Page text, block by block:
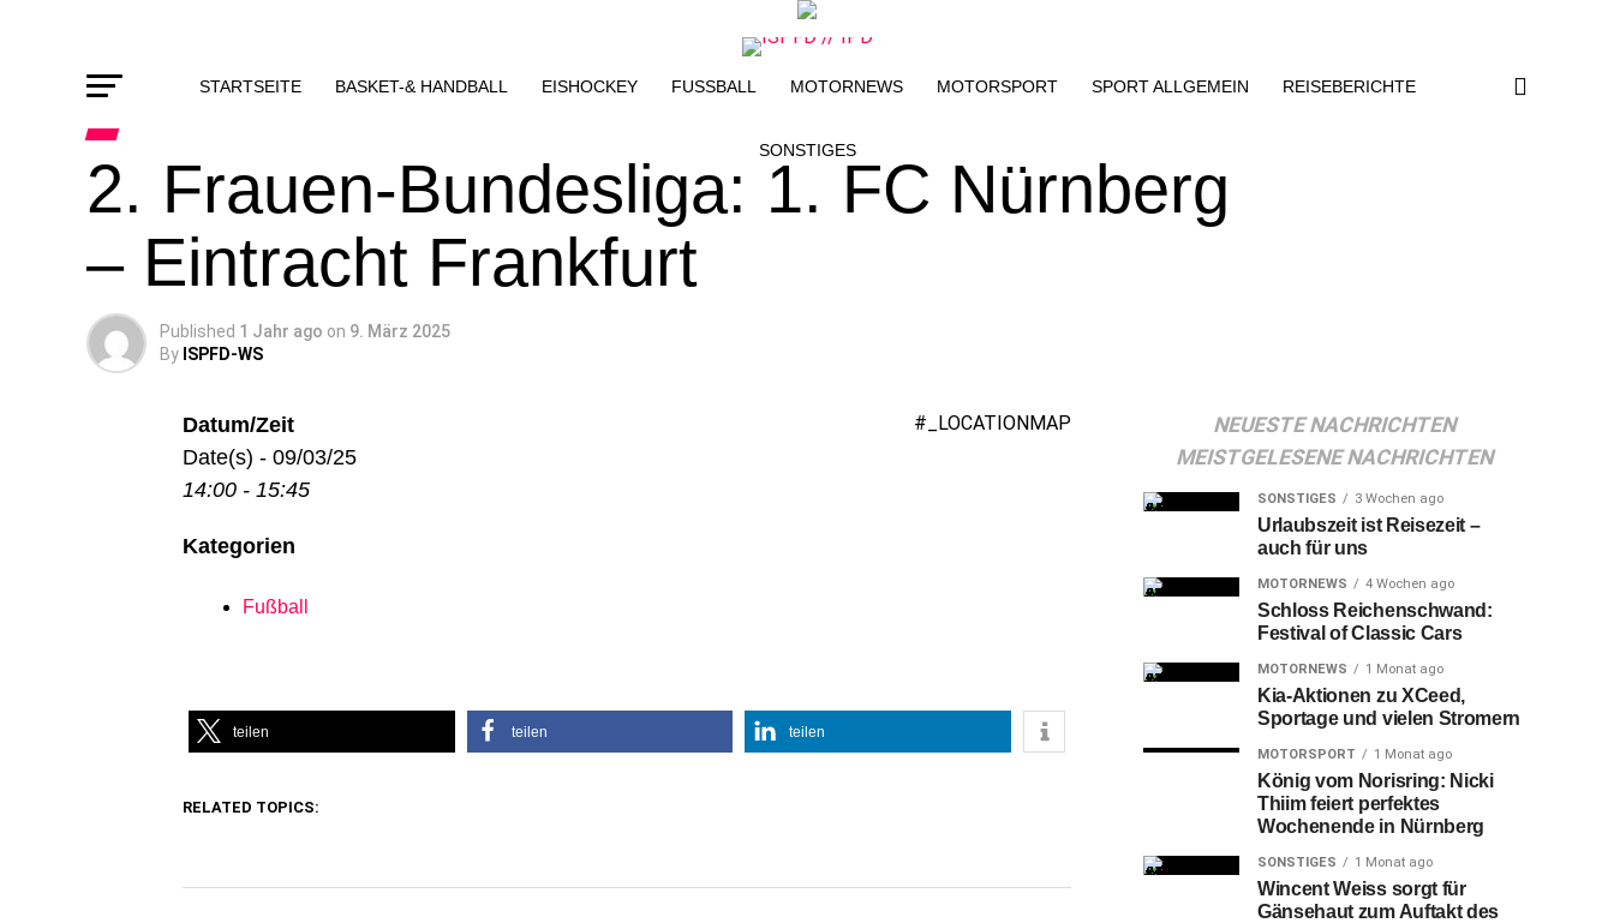
STARTSEITE BASKET-& HANDBALL EISHOCKEY FUSSBALL MOTORNEWS MOTORSPORT SPORT ALLGEMEIN REISEBERICHTE
SONSTIGES
2. Frauen-Bundesliga: 1. FC Nürnberg
– Eintracht Frankfurt
Published 1 Jahr ago on 9. März 2025
By ISPFD-WS
#_LOCATIONMAP
Datum/Zeit
Date(s) - 09/03/25
14:00 - 15:45
Kategorien
Fußball
teilen teilen teilen
RELATED TOPICS:
NEUESTE NACHRICHTEN
MEISTGELESENE NACHRICHTEN
SONSTIGES 3 Wochen ago
Urlaubszeit ist Reisezeit –
auch für uns
MOTORNEWS 4 Wochen ago
Schloss Reichenschwand:
Festival of Classic Cars
MOTORNEWS 1 Monat ago
Kia-Aktionen zu XCeed,
Sportage und vielen Stromern
MOTORSPORT 1 Monat ago
König vom Norisring: Nicki
Thiim feiert perfektes
Wochenende in Nürnberg
SONSTIGES 1 Monat ago
Wincent Weiss sorgt für
Gänsehaut zum Auftakt des